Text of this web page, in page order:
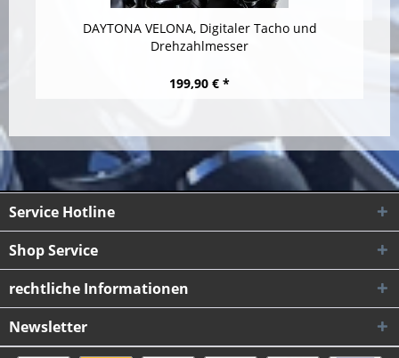
DAYTONA VELONA, Digitaler Tacho und
Drehzahlmesser
199,90 € *
Service Hotline
Shop Service
rechtliche Informationen
Newsletter